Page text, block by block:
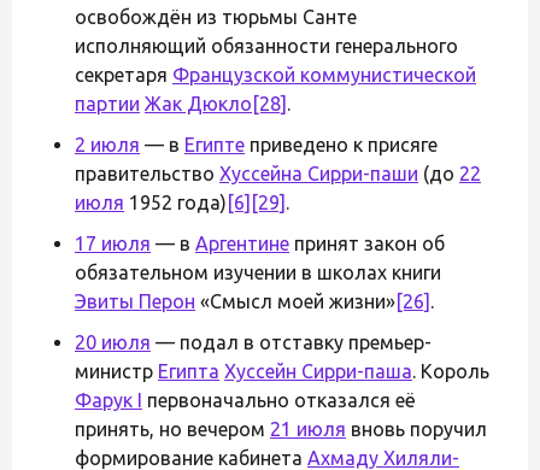
освобождён из тюрьмы Санте
исполняющий обязанности генерального
секретаря Французской коммунистической
партии Жак Дюкло [28] .
2 июля — в Египте приведено к присяге
правительство Хуссейна Сирри-паши (до 22
июля 1952 года) [6] [29] .
17 июля — в Аргентине принят закон об
обязательном изучении в школах книги
Эвиты Перон «Смысл моей жизни»[26] .
20 июля — подал в отставку премьер-
министр Египта Хуссейн Сирри-паша. Король
Фарук I первоначально отказался её
принять, но вечером 21 июля вновь поручил
формирование кабинета Ахмаду Хиляли-